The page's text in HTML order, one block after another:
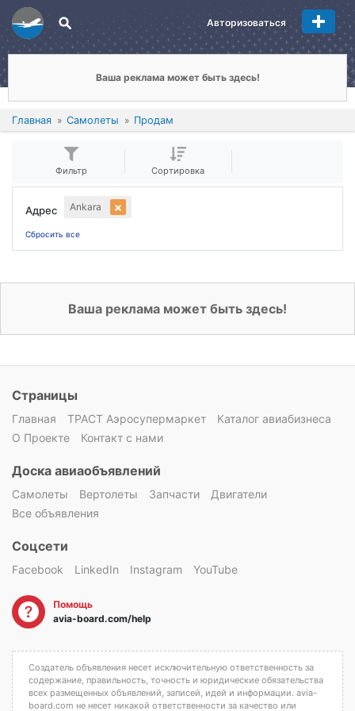
Авторизоваться
Ваша реклама может быть здесь!
Главная Самолеты Продам
Фильтр Сортировка
Адрес Ankara
Сбросить все
Ваша реклама может быть здесь!
Страницы
Главная ТРАСТ Аэросупермаркет
Каталог авиабизнеса
О Проекте
Контакт с нами
Доска авиаобъявлений
Самолеты Вертолеты Запчасти
Двигатели
Все объявления
Соцсети
Facebook LinkedIn Instagram YouTube
Помощь
avia-board.com/help
Создатель объявления несет исключительную ответственность за
содержание, правильность, точность и юридические обязательства
всех размещенных объявлений, записей, идей и информации. avia-
board.com не несет никакой ответственности за качество или